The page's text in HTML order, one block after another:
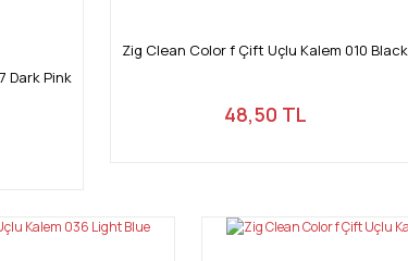
Dark Pink
Zig Clean Color f Çift Uçlu Kalem 010 Black
48,50 TL